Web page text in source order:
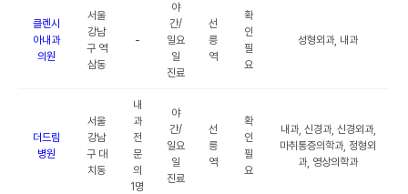
클렌시
아내과
의원
서울
강남
구 역
삼동
-
야
간/
일요
일
진료
선
릉
역
확
인
필
요
성형외과, 내과
더드림
병원
서울
강남
구 대
치동
내
과
전
문
의
1명
야
간/
일요
일
진료
선
릉
역
확
인
필
요
내과, 신경과, 신경외과,
마취통증의학과, 정형외
과, 영상의학과